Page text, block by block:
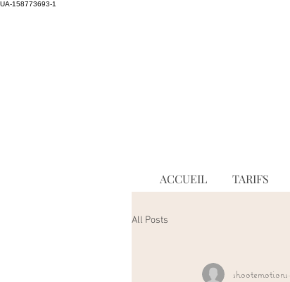
UA-158773693-1
ACCUEIL TARIFS
All Posts
shootemotions